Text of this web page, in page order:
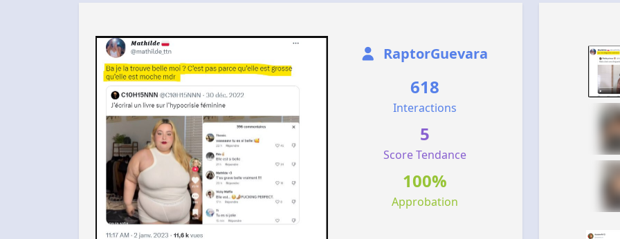
RaptorGuevara
618
Interactions
5
Score Tendance
100%
Approbation